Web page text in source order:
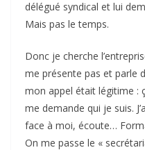
délégué syndical et lui
Mais pas le temps.
Donc je cherche
me présente pas et parle
mon appel était légitime :
me demande qui je suis.
face à moi, écoute…
On me passe le «